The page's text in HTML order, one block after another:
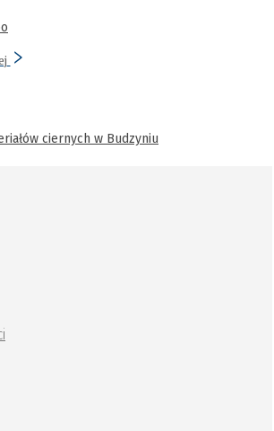
ciernych w Budzyniu